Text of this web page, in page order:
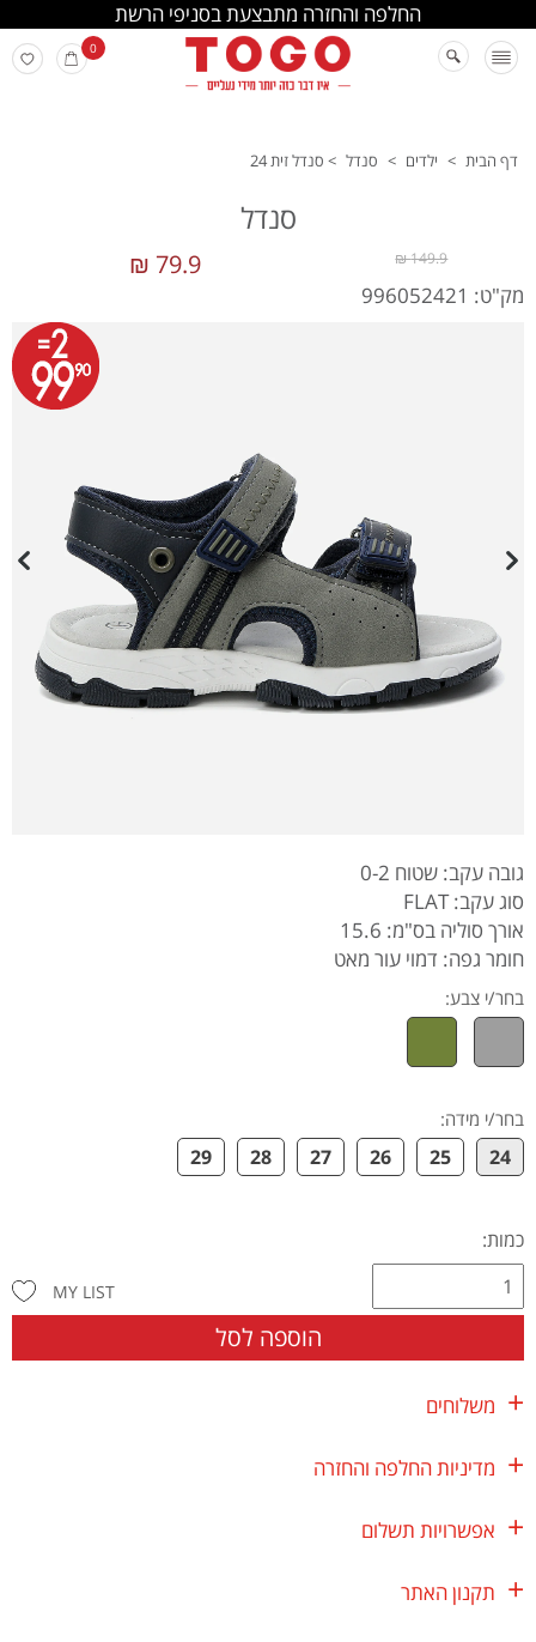
החלפה והחזרה מתבצעת בסניפי הרשת
0
דף הבית > ילדים > סנדל > סנדל זית 24
סנדל
79.9 ₪ 149.9 ₪
מק"ט: 996052421
גובה עקב: שטוח 0-2
סוג עקב: FLAT
אורך סוליה בס"מ: 15.6
חומר גפה: דמוי עור מאט
בחר/י צבע:
בחר/י מידה:
24
25
26
27
28
29
כמות:
הוספה לסל
MY LIST
משלוחים
מדיניות החלפה והחזרה
אפשרויות תשלום
תקנון האתר